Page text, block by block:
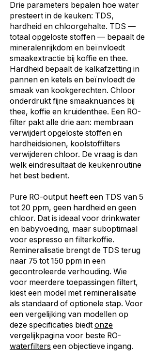
Drie parameters bepalen hoe water
presteert in de keuken: TDS,
hardheid en chloorgehalte. TDS —
totaal opgeloste stoffen — bepaalt de
mineralenrijkdom en beïnvloedt
smaakextractie bij koffie en thee.
Hardheid bepaalt de kalkafzetting in
pannen en ketels en beïnvloedt de
smaak van kookgerechten. Chloor
onderdrukt fijne smaaknuances bij
thee, koffie en kruidenthee. Een RO-
filter pakt alle drie aan: membraan
verwijdert opgeloste stoffen en
hardheidsionen, koolstoffilters
verwijderen chloor. De vraag is dan
welk eindresultaat de keukenroutine
het best bedient.
Pure RO-output heeft een TDS van 5
tot 20 ppm, geen hardheid en geen
chloor. Dat is ideaal voor drinkwater
en babyvoeding, maar suboptimaal
voor espresso en filterkoffie.
Remineralisatie brengt de TDS terug
naar 75 tot 150 ppm in een
gecontroleerde verhouding. Wie
voor meerdere toepassingen filtert,
kiest een model met remineralisatie
als standaard of optionele stap. Voor
een vergelijking van modellen op
deze specificaties biedt onze
vergelijkpagina voor beste RO-
waterfilters een objectieve ingang.